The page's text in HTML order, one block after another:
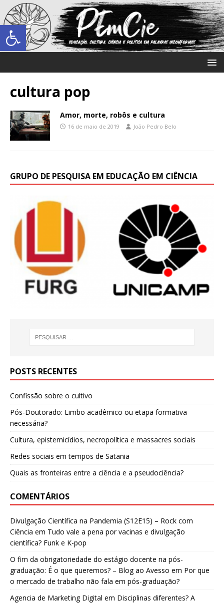
Abrir a barra de ferramentas
cultura pop
Amor, morte, robôs e cultura
16 de maio de 2019 João Pedro Belo
GRUPO DE PESQUISA EM EDUCAÇÃO EM CIÊNCIA
POSTS RECENTES
Confissão sobre o cultivo
Pós-Doutorado: Limbo acadêmico ou etapa formativa
necessária?
Cultura, epistemicídios, necropolítica e massacres sociais
Redes sociais em tempos de Satania
Quais as fronteiras entre a ciência e a pseudociência?
COMENTÁRIOS
Divulgação Científica na Pandemia (S12E15) – Rock com
Ciência em Tudo vale a pena por vacinas e divulgação
científica? Funk e K-pop
O fim da obrigatoriedade do estágio docente na pós-
graduação: É o que queremos? – Blog ao Avesso em Por que
o mercado de trabalho não fala em pós-graduação?
Agencia de Marketing Digital em Disciplinas diferentes? A